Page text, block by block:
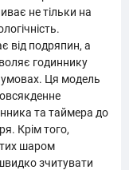
не тільки на
від подряпин, а
годиннику
умовах. Ця модель
та таймера до
Крім того,
шаром
зчитувати